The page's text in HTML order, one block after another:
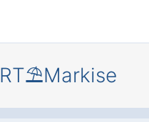
RT⛱️Markise